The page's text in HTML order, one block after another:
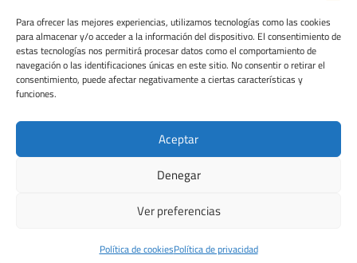
Para ofrecer las mejores experiencias, utilizamos tecnologías como las cookies
para almacenar y/o acceder a la información del dispositivo. El consentimiento de
estas tecnologías nos permitirá procesar datos como el comportamiento de
navegación o las identificaciones únicas en este sitio. No consentir o retirar el
consentimiento, puede afectar negativamente a ciertas características y
funciones.
Aceptar
Denegar
Ver preferencias
Política de cookiesPolítica de privacidad